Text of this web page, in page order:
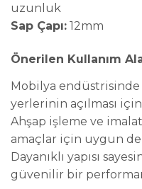
uzunluk
Sap Çapı: 12mm
Önerilen Kullanım
Mobilya endüstrisinde
yerlerinin açılması
Ahşap işleme ve
amaçlar için uygun
Dayanıklı yapısı
güvenilir bir